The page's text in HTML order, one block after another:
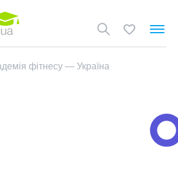
фітнесу — Україна